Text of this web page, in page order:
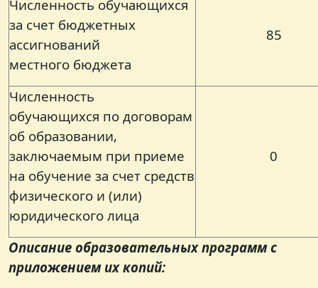
Численность обучающихся
за счет бюджетных
ассигнований
местного бюджета
85
Численность
обучающихся по договорам
об образовании,
заключаемым при приеме
на обучение за счет средств
физического и (или)
юридического лица
0
Описание образовательных программ с
приложением их копий: